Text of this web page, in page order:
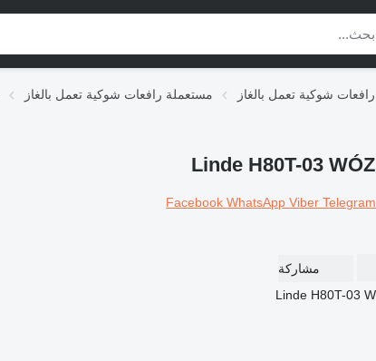
مستعملة رافعات شوكية تعمل بالغاز
FacebookWhatsAppViberTelegram
مشاركة